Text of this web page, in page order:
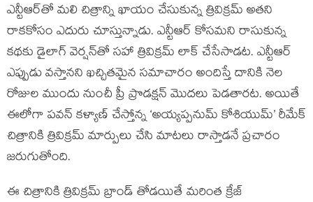
ఎన్టీఆర్‍తో మలి చిత్రాన్ని ఖాయం చేసుకున్న త్రివిక్రమ్‍ అతని
రాకకోసం ఎదురు చూస్తున్నాడు. ఎన్టీఆర్‍ కోసమని రాసుకున్న
కథకు డైలాగ్‍ వెర్షన్‍తో సహా త్రివిక్రమ్‍ లాక్‍ చేసేసాడట. ఎన్టీఆర్‍
ఎప్పుడు వస్తానని ఖచ్చితమైన సమాచారం అందిస్తే దానికి నెల
రోజుల ముందు నుంచీ ప్రీ ప్రొడక్షన్‍ మొదలు పెడతారట. అయితే
ఈలోగా పవన్‍ కళ్యాణ్‍ చేస్తోన్న ‘అయ్యప్పనుమ్‍ కోశియుమ్‍’ రీమేక్‍
చిత్రానికి త్రివిక్రమ్‍ మార్పులు చేసి మాటలు రాస్తాడనే ప్రచారం
జరుగుతోంది.
ఈ చిత్రానికి త్రివిక్రమ్‍ బ్రాండ్‍ తోడయితే మరింత క్రేజ్‍